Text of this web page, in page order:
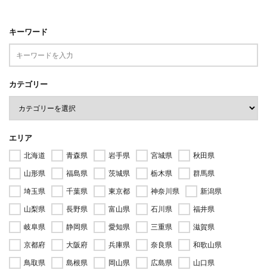
キーワード
カテゴリー
エリア
北海道 青森県 岩手県 宮城県
秋田県
山形県
福島県 茨城県 栃木県
群馬県
埼玉県
千葉県 東京都 神奈川県
新潟県
山梨県
長野県 富山県 石川県
福井県
岐阜県
静岡県 愛知県 三重県
滋賀県
京都府
大阪府 兵庫県 奈良県
和歌山県
鳥取県
島根県 岡山県 広島県
山口県